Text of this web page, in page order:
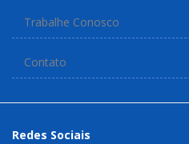
Trabalhe Conosco
Contato
Redes Sociais